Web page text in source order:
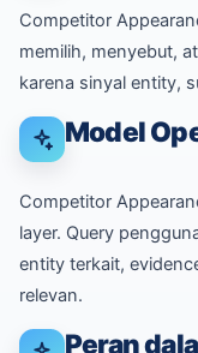
Competitor
memilih, menyebut,
karena sinyal entity,
Model
Competitor
layer. Query
entity terkait,
relevan.
Peran